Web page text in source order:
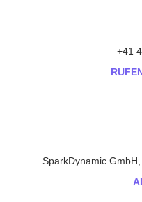
+41
SparkDynamic